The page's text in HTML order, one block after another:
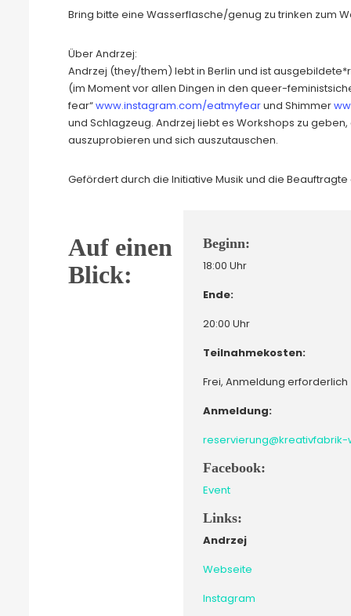
Bring bitte eine Wasserflasche/genug zu trinken zum
Über Andrzej:
Andrzej (they/them) lebt in Berlin und ist
(im Moment vor allen Dingen in den queer-
fear“www.instagram.com/eatmyfearund Shimmer
und Schlagzeug. Andrzej liebt es Workshops zu
auszuprobieren und sich auszutauschen.
Gefördert durch die Initiative Musik und die
Auf einen
Blick:
Beginn:
18:00 Uhr
Ende:
20:00 Uhr
Teilnahmekosten:
Frei, Anmeldung erforderlich
Anmeldung:
Facebook:
Event
Links:
Andrzej
Webseite
Instagram